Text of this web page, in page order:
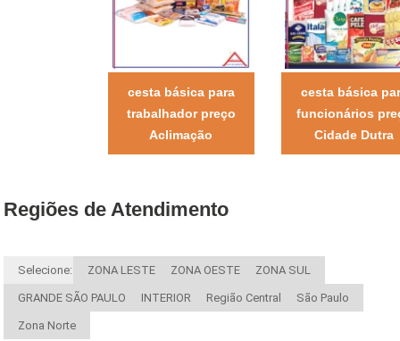
cesta básica para
trabalhador preço
Aclimação
cesta básica
funcionários
Cidade Dutra
Regiões de Atendimento
Selecione: ZONA LESTE ZONA OESTE ZONA SUL
GRANDE SÃO PAULO INTERIOR Região Central São Paulo
Zona Norte